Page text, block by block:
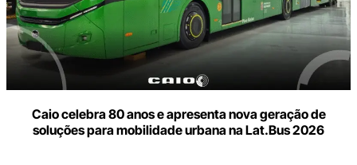
Caio celebra 80 anos e apresenta nova geração de
soluções para mobilidade urbana na Lat.Bus 2026